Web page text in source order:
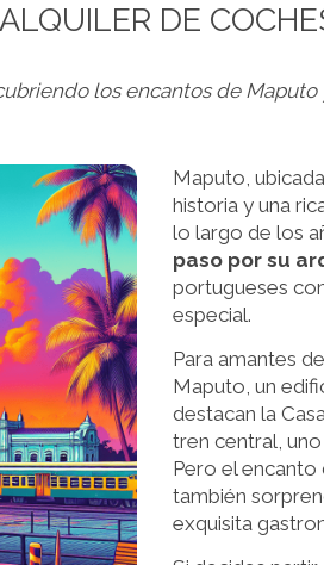
ALQUILER DE
los encantos de
Maputo,
historia y una
lo largo de los
paso por su
portugueses
especial.
Para amantes
Maputo, un
destacan la
tren central,
Pero el encanto
también
exquisita